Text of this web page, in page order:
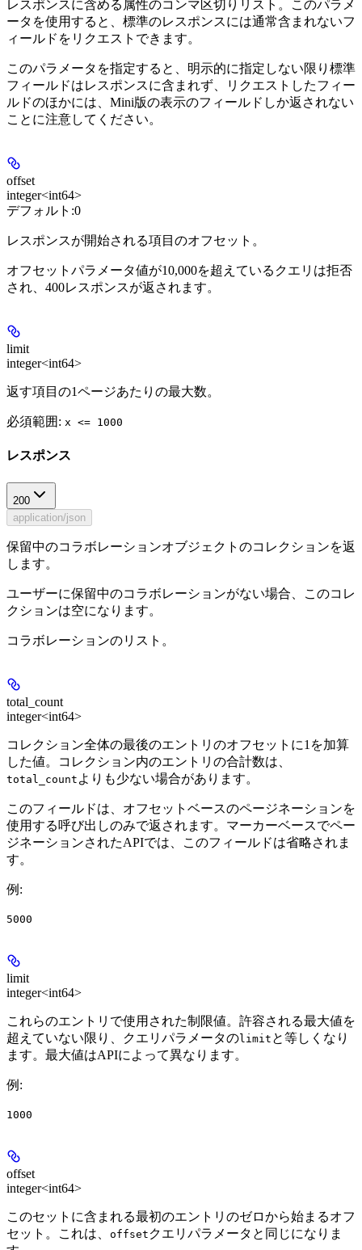
レスポンスに含める属性のコンマ区切りリスト。このパラメ
ータを使用すると、標準のレスポンスには通常含まれないフ
ィールドをリクエストできます。
このパラメータを指定すると、明示的に指定しない限り標準
フィールドはレスポンスに含まれず、リクエストしたフィー
ルドのほかには、Mini版の表示のフィールドしか返されない
ことに注意してください。
offset
integer<int64>
デフォルト:0
レスポンスが開始される項目のオフセット。
オフセットパラメータ値が10,000を超えているクエリは拒否
され、400レスポンスが返されます。
limit
integer<int64>
返す項目の1ページあたりの最大数。
必須範囲 : x <= 1000
レスポンス
200
application/json
保留中のコラボレーションオブジェクトのコレクションを返
します。
ユーザーに保留中のコラボレーションがない場合、このコレ
クションは空になります。
コラボレーションのリスト。
total_count
integer<int64>
コレクション全体の最後のエントリのオフセットに1を加算
した値。コレクション内のエントリの合計数は、
total_count よりも少ない場合があります。
このフィールドは、オフセットベースのページネーションを
使用する呼び出しのみで返されます。マーカーベースでペー
ジネーションされたAPIでは、このフィールドは省略されま
す。
例 :
5000
limit
integer<int64>
これらのエントリで使用された制限値。許容される最大値を
超えていない限り、クエリパラメータのlimit と等しくなり
ます。最大値はAPIによって異なります。
例 :
1000
offset
integer<int64>
このセットに含まれる最初のエントリのゼロから始まるオフ
セット。これは、 offset クエリパラメータと同じになりま